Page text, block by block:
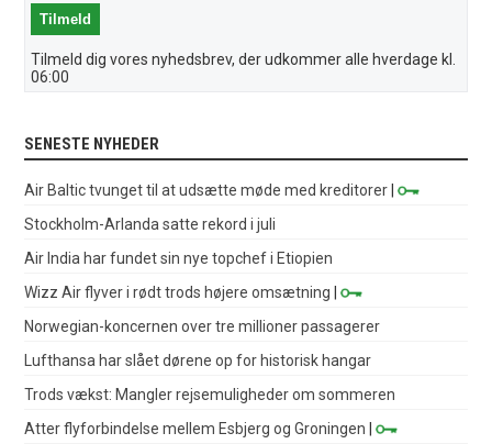
Tilmeld dig vores nyhedsbrev, der udkommer alle hverdage kl.
06:00
SENESTE NYHEDER
Air Baltic tvunget til at udsætte møde med kreditorer |
Stockholm-Arlanda satte rekord i juli
Air India har fundet sin nye topchef i Etiopien
Wizz Air flyver i rødt trods højere omsætning |
Norwegian-koncernen over tre millioner passagerer
Lufthansa har slået dørene op for historisk hangar
Trods vækst: Mangler rejsemuligheder om sommeren
Atter flyforbindelse mellem Esbjerg og Groningen |